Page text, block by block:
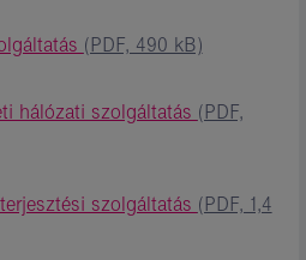
(PDF, 490 kB)
hálózati szolgáltatás (PDF,
szolgáltatás (PDF, 1,4